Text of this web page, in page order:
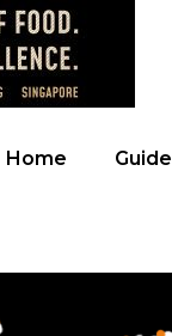
Home Guide